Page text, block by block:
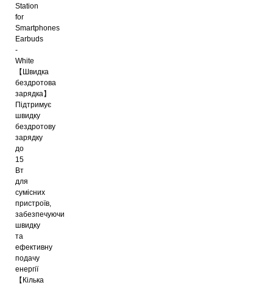
Station
for
Smartphones
Earbuds
-
White
【Швидка
бездротова
зарядка】
Підтримує
швидку
бездротову
зарядку
до
15
Вт
для
сумісних
пристроїв,
забезпечуючи
швидку
та
ефективну
подачу
енергії
【Кілька